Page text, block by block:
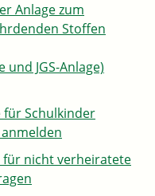
Anlage zum
Stoffen
JGS-Anlage)
Schulkinder
nicht verheiratete